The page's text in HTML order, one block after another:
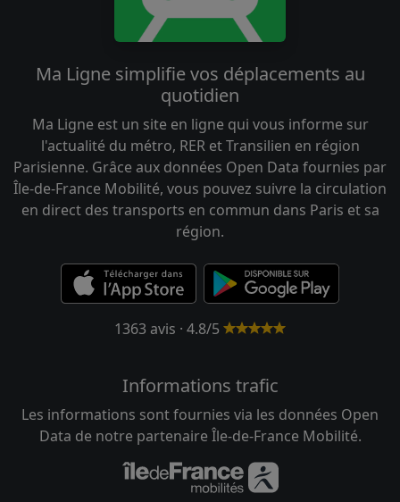
Ma Ligne simplifie vos déplacements au
quotidien
Ma Ligne est un site en ligne qui vous informe sur
l'actualité du métro, RER et Transilien en région
Parisienne. Grâce aux données Open Data fournies par
Île-de-France Mobilité, vous pouvez suivre la circulation
en direct des transports en commun dans Paris et sa
région.
1363 avis · 4.8/5
Informations trafic
Les informations sont fournies via les données Open
Data de notre partenaire Île-de-France Mobilité.